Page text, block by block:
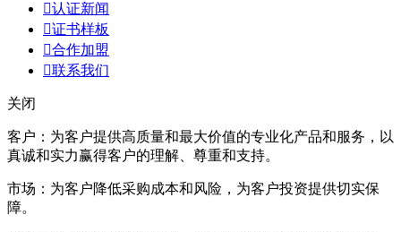
认证新闻
证书样板
合作加盟
联系我们
关闭
客户：为客户提供高质量和最大价值的专业化产品和服务，以
真诚和实力赢得客户的理解、尊重和支持。
市场：为客户降低采购成本和风险，为客户投资提供切实保
障。